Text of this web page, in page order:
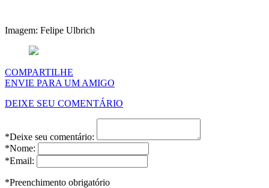
Imagem: Felipe Ulbrich
COMPARTILHE
ENVIE PARA UM AMIGO
DEIXE SEU COMENTÁRIO
*Deixe seu comentário:
*Nome:
*Email:
*Preenchimento obrigatório